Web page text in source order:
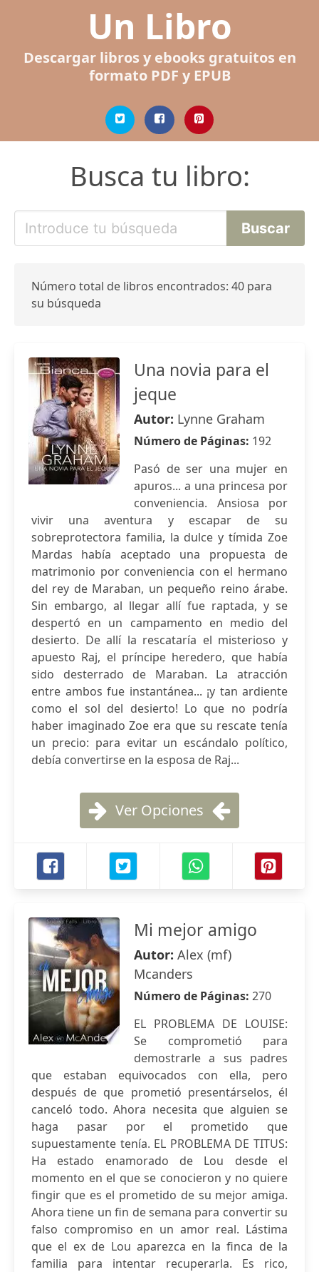
Un Libro
Descargar libros y ebooks gratuitos en
formato PDF y EPUB
Busca tu libro:
Número total de libros encontrados: 40 para
su búsqueda
Una novia para el
jeque
Autor: Lynne Graham
Número de Páginas: 192
Pasó de ser una mujer en
apuros... a una princesa por
conveniencia. Ansiosa por
vivir una aventura y escapar de su
sobreprotectora familia, la dulce y tímida Zoe
Mardas había aceptado una propuesta de
matrimonio por conveniencia con el hermano
del rey de Maraban, un pequeño reino árabe.
Sin embargo, al llegar allí fue raptada, y se
despertó en un campamento en medio del
desierto. De allí la rescataría el misterioso y
apuesto Raj, el príncipe heredero, que había
sido desterrado de Maraban. La atracción
entre ambos fue instantánea... ¡y tan ardiente
como el sol del desierto! Lo que no podría
haber imaginado Zoe era que su rescate tenía
un precio: para evitar un escándalo político,
debía convertirse en la esposa de Raj...
Ver Opciones
Mi mejor amigo
Autor: Alex (mf)
Mcanders
Número de Páginas: 270
EL PROBLEMA DE LOUISE:
Se comprometió para
demostrarle a sus padres
que estaban equivocados con ella, pero
después de que prometió presentárselos, él
canceló todo. Ahora necesita que alguien se
haga pasar por el prometido que
supuestamente tenía. EL PROBLEMA DE TITUS:
Ha estado enamorado de Lou desde el
momento en el que se conocieron y no quiere
fingir que es el prometido de su mejor amiga.
Ahora tiene un fin de semana para convertir su
falso compromiso en un amor real. Lástima
que el ex de Lou aparezca en la finca de la
familia para intentar recuperarla. Es rico,